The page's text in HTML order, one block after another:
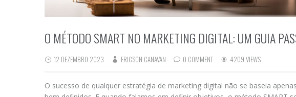
O MÉTODO SMART NO MARKETING DIGITAL: UM GUIA
12 DEZEMBRO 2023 ERICSON CANAVAN 0 COMMENT 4209 VIEWS
O sucesso de qualquer estratégia de marketing digital não se baseia